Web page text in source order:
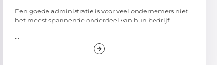
Een goede administratie is voor veel ondernemers niet
het meest spannende onderdeel van hun bedrijf.
...